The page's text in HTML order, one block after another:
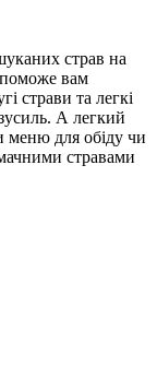
страв на
вам
страви та легкі
А легкий
меню для обіду чи
стравами